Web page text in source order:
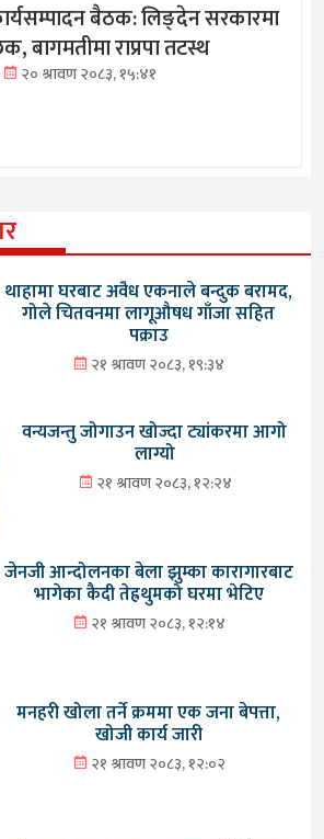
बैठक: लिङ्देन सरकारमा
बागमतीमा राप्रपा तटस्थ
२० श्रावण २०८३, १५:४१
थाहामा घरबाट अवैध एकनाले बन्दुक बरामद,
गोले चितवनमा लागूऔषध गाँजा सहित
पक्राउ
२१ श्रावण २०८३, १९:३४
वन्यजन्तु जोगाउन खोज्दा ट्यांकरमा आगो
लाग्यो
२१ श्रावण २०८३, १२:२४
जेनजी आन्दोलनका बेला झुम्का कारागारबाट
भागेका कैदी तेह्रथुमको घरमा भेटिए
२१ श्रावण २०८३, १२:१४
मनहरी खोला तर्ने क्रममा एक जना बेपत्ता,
खोजी कार्य जारी
२१ श्रावण २०८३, १२:०२